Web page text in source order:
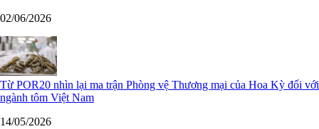
02/06/2026
Từ POR20 nhìn lại ma trận Phòng vệ Thương mại của Hoa Kỳ đối với
ngành tôm Việt Nam
14/05/2026